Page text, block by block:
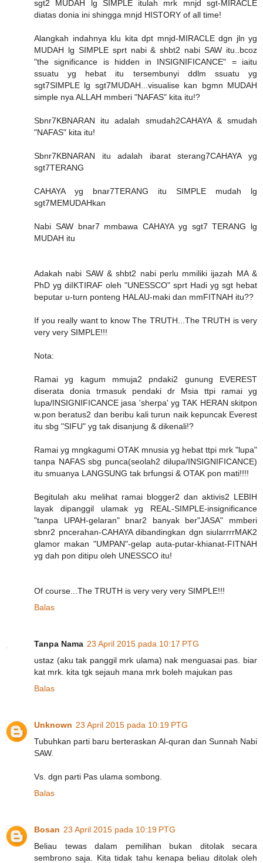
sgt2 MUDAH lg SIMPLE itulah mrk mnjd sgt-MIRACLE
diatas donia ini shingga mnjd HISTORY of all time!
Alangkah indahnya klu kita dpt mnjd-MIRACLE dgn jln yg
MUDAH lg SIMPLE sprt nabi & shbt2 nabi SAW itu..bcoz
"the significance is hidden in INSIGNIFICANCE" = iaitu
ssuatu yg hebat itu tersembunyi ddlm ssuatu yg
sgt7SIMPLE lg sgt7MUDAH...visualise kan bgmn MUDAH
simple nya ALLAH mmberi "NAFAS" kita itu!?
Sbnr7KBNARAN itu adalah smudah2CAHAYA & smudah
"NAFAS" kita itu!
Sbnr7KBNARAN itu adalah ibarat sterang7CAHAYA yg
sgt7TERANG
CAHAYA yg bnar7TERANG itu SIMPLE mudah lg
sgt7MEMUDAHkan
Nabi SAW bnar7 mmbawa CAHAYA yg sgt7 TERANG lg
MUDAH itu
Adakah nabi SAW & shbt2 nabi perlu mmiliki ijazah MA &
PhD yg diIKTIRAF oleh "UNESSCO" sprt Hadi yg sgt hebat
beputar u-turn ponteng HALAU-maki dan mmFITNAH itu??
If you really want to know The TRUTH...The TRUTH is very
very very SIMPLE!!!
Nota:
Ramai yg kagum mmuja2 pndaki2 gunung EVEREST
diserata donia trmasuk pendaki dr Msia ttpi ramai yg
lupa/INSIGNIFICANCE jasa 'sherpa' yg TAK HERAN skitpon
w.pon beratus2 dan beribu kali turun naik kepuncak Everest
itu sbg "SIFU" yg tak disanjung & dikenali!?
Ramai yg mngkagumi OTAK mnusia yg hebat ttpi mrk "lupa"
tanpa NAFAS sbg punca(seolah2 dilupa/INSIGNIFICANCE)
itu smuanya LANGSUNG tak brfungsi & OTAK pon mati!!!!
Begitulah aku melihat ramai blogger2 dan aktivis2 LEBIH
layak dipanggil ulamak yg REAL-SIMPLE-insignificance
"tanpa UPAH-gelaran" bnar2 banyak ber"JASA" mmberi
sbnr2 pncerahan-CAHAYA dibandingkan dgn siularrrrMAK2
glamor makan "UMPAN"-gelap auta-putar-khianat-FITNAH
yg dah pon ditipu oleh UNESSCO itu!
Of course...The TRUTH is very very very SIMPLE!!!
Balas
Tanpa Nama 23 April 2015 pada 10:17 PTG
ustaz (aku tak panggil mrk ulama) nak menguasai pas. biar
kat mrk. kita tgk sejauh mana mrk boleh majukan pas
Balas
Unknown 23 April 2015 pada 10:19 PTG
Tubuhkan parti baru berteraskan Al-quran dan Sunnah Nabi
SAW.
Vs. dgn parti Pas ulama sombong.
Balas
Bosan 23 April 2015 pada 10:19 PTG
Beliau tewas dalam pemilihan bukan ditolak secara
sembrono saja. Kita tidak tahu kenapa beliau ditolak oleh